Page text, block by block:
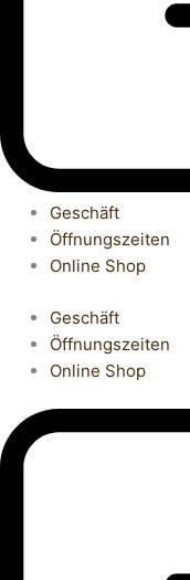
Geschäft
Öffnungszeiten
Online Shop
Geschäft
Öffnungszeiten
Online Shop